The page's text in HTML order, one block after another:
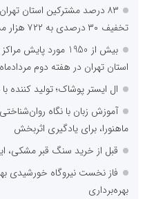
۸۳ درصد مشترکین استان
تخفیف ۳۰ درصدی به ۷۲۲ هزار مشترک تهرانی
بیش از 1950 مورد
استان تهران در هفته دوم مردادماه
ال ایستر پوشاک؛ تولید کننده با
آموزش زبان با نگاه
ماهنورا، برای یادگیری اثربخش
قبل از خرید سنگ قبر مشکی،
فاز نخست نیروگاه خورشیدی
بهره‌برداری